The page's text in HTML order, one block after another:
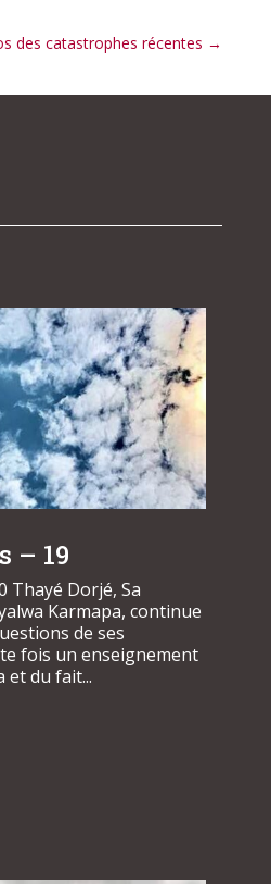
des catastrophes récentes →
– 19
Thayé Dorjé, Sa
Karmapa, continue
de ses
fois un enseignement
et du fait...